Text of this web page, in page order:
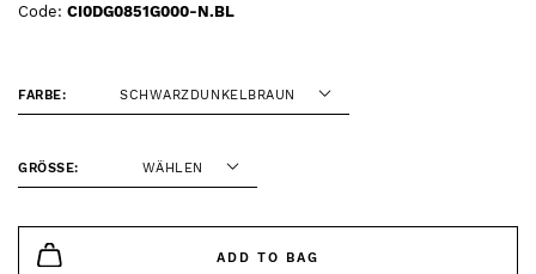
Code: CI0DG0851G000-N.BL
FARBE: SCHWARZDUNKELBRAUN
GRÖSSE: WÄHLEN
ADD TO BAG